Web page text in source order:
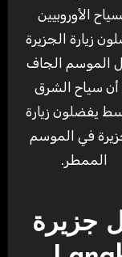
الأوروبيين
زيارة الجزيرة
الموسم الجاف
أن سياح الشرق
يفضلون زيارة
في الموسم
الممطر.
جزيرة